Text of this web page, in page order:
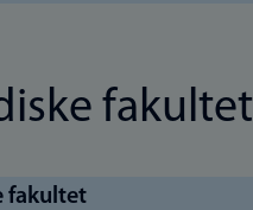
fakultet
fakultet